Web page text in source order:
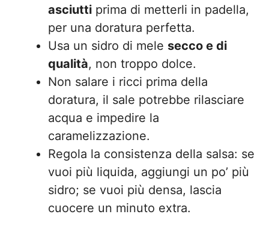
asciutti prima di metterli in padella,
per una doratura perfetta.
Usa un sidro di mele secco e di
qualità, non troppo dolce.
Non salare i ricci prima della
doratura, il sale potrebbe rilasciare
acqua e impedire la
caramelizzazione.
Regola la consistenza della salsa: se
vuoi più liquida, aggiungi un po’ più
sidro; se vuoi più densa, lascia
cuocere un minuto extra.